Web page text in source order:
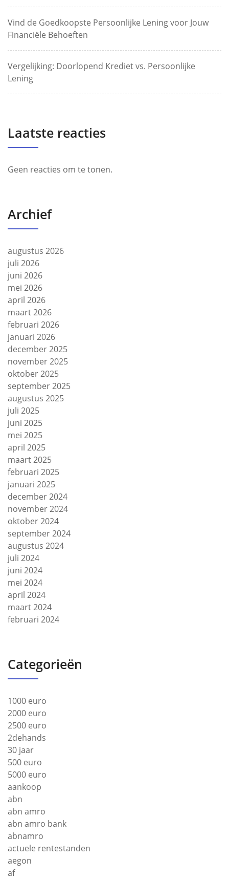
Vind de Goedkoopste Persoonlijke Lening voor Jouw
Financiële Behoeften
Vergelijking: Doorlopend Krediet vs. Persoonlijke
Lening
Laatste reacties
Geen reacties om te tonen.
Archief
augustus 2026
juli 2026
juni 2026
mei 2026
april 2026
maart 2026
februari 2026
januari 2026
december 2025
november 2025
oktober 2025
september 2025
augustus 2025
juli 2025
juni 2025
mei 2025
april 2025
maart 2025
februari 2025
januari 2025
december 2024
november 2024
oktober 2024
september 2024
augustus 2024
juli 2024
juni 2024
mei 2024
april 2024
maart 2024
februari 2024
Categorieën
1000 euro
2000 euro
2500 euro
2dehands
30 jaar
500 euro
5000 euro
aankoop
abn
abn amro
abn amro bank
abnamro
actuele rentestanden
aegon
af